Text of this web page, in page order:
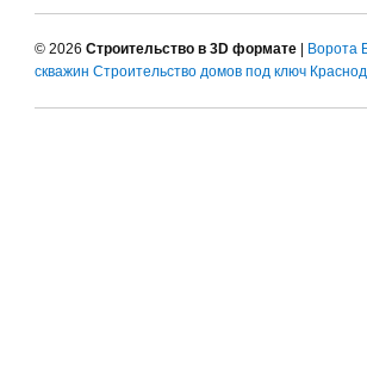
© 2026 Строительство в 3D формате | Ворота
скважин Строительство домов под ключ